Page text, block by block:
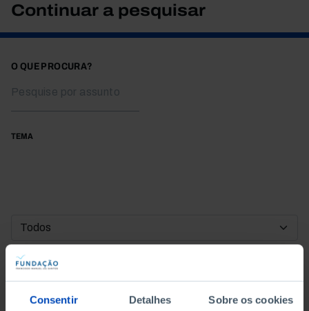
Consentir Detalhes Sobre os cookies
Continuar a pesquisar
O QUE PROCURA?
TEMA
DATA DE INÍCIO
DATA DE FIM